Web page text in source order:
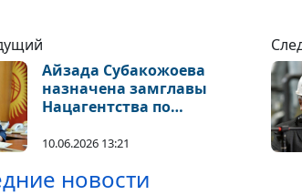
Айзада Субакожоева
назначена замглавы
Нацагентства по
блокчейн-технологиям
10.06.2026 13:21
новости